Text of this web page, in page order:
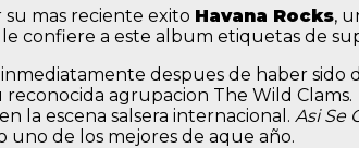
mas reciente exito Havana Rocks,
confiere a este album etiquetas de
despues de haber
agrupacion The Wild
la escena salsera internacional. Asi Se
uno de los mejores de aque año.